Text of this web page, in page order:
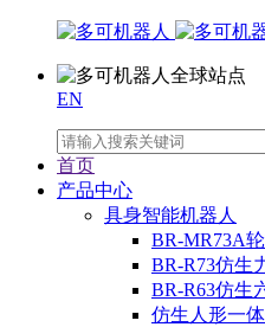
EN
首页
产品中心
具身智能机器人
BR-MR73A
BR-R73仿生
BR-R63仿生
仿生人形一体